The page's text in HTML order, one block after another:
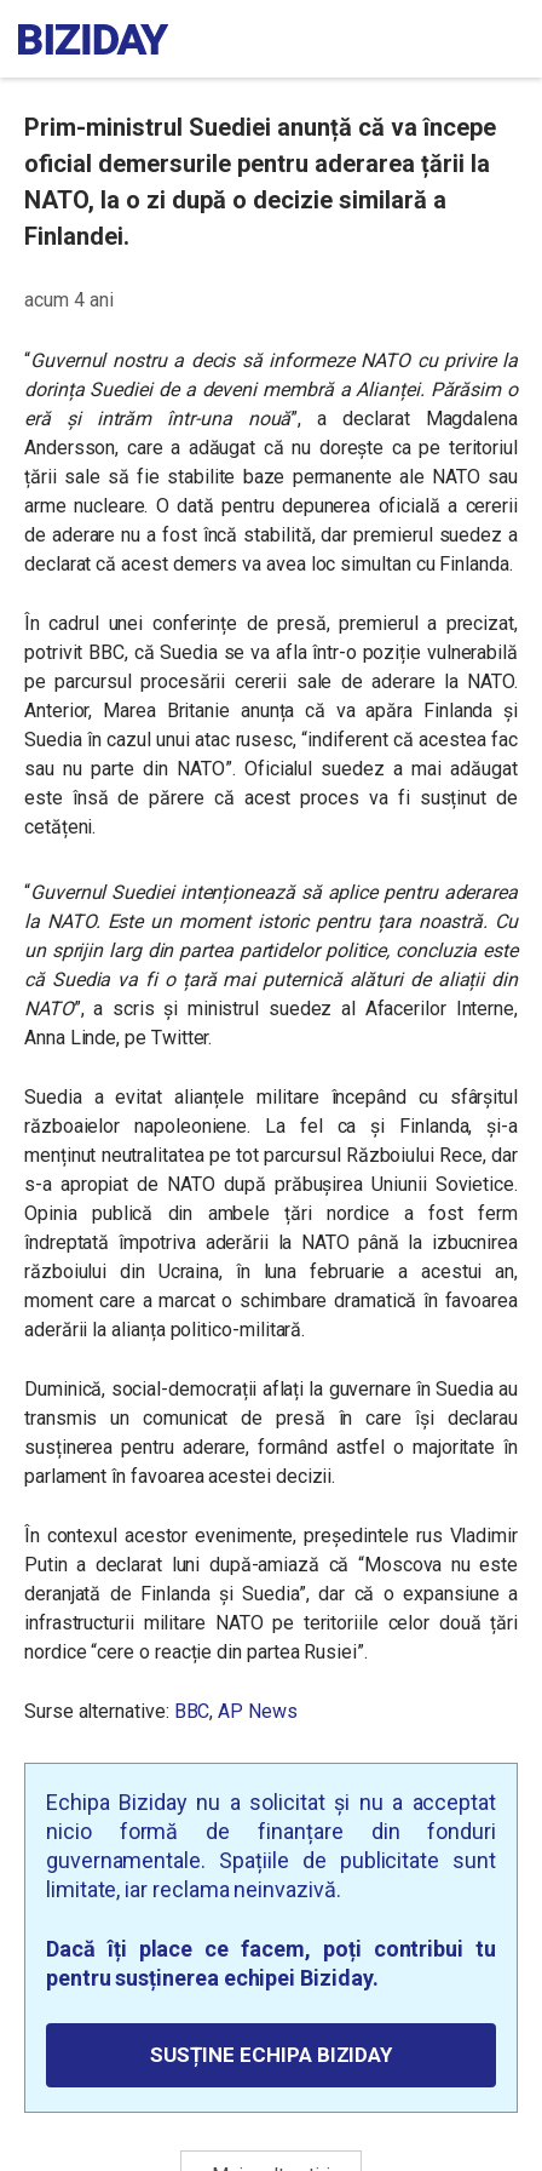
Prim-ministrul Suediei anunță că va începe
oficial demersurile pentru aderarea țării la
NATO, la o zi după o decizie similară a
Finlandei.
acum 4 ani
“Guvernul nostru a decis să informeze NATO cu privire la
dorința Suediei de a deveni membră a Alianței. Părăsim o
eră și intrăm într-una nouă”, a declarat Magdalena
Andersson, care a adăugat că nu dorește ca pe teritoriul
țării sale să fie stabilite baze permanente ale NATO sau
arme nucleare. O dată pentru depunerea oficială a cererii
de aderare nu a fost încă stabilită, dar premierul suedez a
declarat că acest demers va avea loc simultan cu Finlanda.
În cadrul unei conferințe de presă, premierul a precizat,
potrivit BBC, că Suedia se va afla într-o poziție vulnerabilă
pe parcursul procesării cererii sale de aderare la NATO.
Anterior, Marea Britanie anunța că va apăra Finlanda și
Suedia în cazul unui atac rusesc, “indiferent că acestea fac
sau nu parte din NATO”. Oficialul suedez a mai adăugat
este însă de părere că acest proces va fi susținut de
cetățeni.
“Guvernul Suediei intenționează să aplice pentru aderarea
la NATO. Este un moment istoric pentru țara noastră. Cu
un sprijin larg din partea partidelor politice, concluzia este
că Suedia va fi o țară mai puternică alături de aliații din
NATO”, a scris și ministrul suedez al Afacerilor Interne,
Anna Linde, pe Twitter.
Suedia a evitat alianțele militare începând cu sfârșitul
războaielor napoleoniene. La fel ca și Finlanda, și-a
menținut neutralitatea pe tot parcursul Războiului Rece, dar
s-a apropiat de NATO după prăbușirea Uniunii Sovietice.
Opinia publică din ambele țări nordice a fost ferm
îndreptată împotriva aderării la NATO până la izbucnirea
războiului din Ucraina, în luna februarie a acestui an,
moment care a marcat o schimbare dramatică în favoarea
aderării la alianța politico-militară.
Duminică, social-democrații aflați la guvernare în Suedia au
transmis un comunicat de presă în care își declarau
susținerea pentru aderare, formând astfel o majoritate în
parlament în favoarea acestei decizii.
În contexul acestor evenimente, președintele rus Vladimir
Putin a declarat luni după-amiază că “Moscova nu este
deranjată de Finlanda și Suedia”, dar că o expansiune a
infrastructurii militare NATO pe teritoriile celor două țări
nordice “cere o reacție din partea Rusiei”.
Surse alternative: BBC,AP News
Echipa Biziday nu a solicitat și nu a acceptat
nicio formă de finanțare din fonduri
guvernamentale. Spațiile de publicitate sunt
limitate, iar reclama neinvazivă.
Dacă îți place ce facem, poți contribui tu
pentru susținerea echipei Biziday.
SUSȚINE ECHIPA BIZIDAY